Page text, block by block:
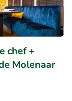
chef +
Molenaar